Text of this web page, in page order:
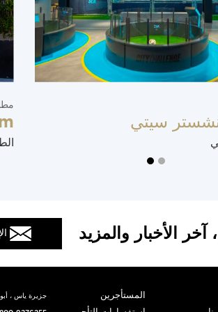
سيتي
الأخبار والمزيد
المستأجرين جزيرة ياس ،